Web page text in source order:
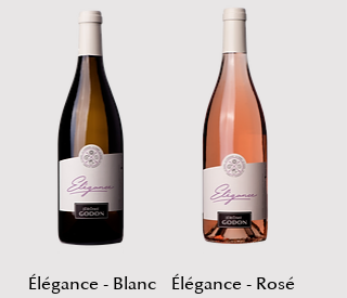
Élégance - Blanc
Élégance - Rosé